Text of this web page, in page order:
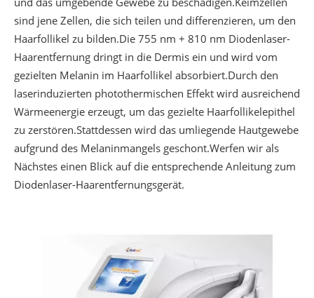
sind jene Zellen, die sich teilen und differenzieren, um den
Haarfollikel zu bilden.Die 755 nm + 810 nm Diodenlaser-
Haarentfernung dringt in die Dermis ein und wird vom
gezielten Melanin im Haarfollikel absorbiert.Durch den
laserinduzierten photothermischen Effekt wird ausreichend
Wärmeenergie erzeugt, um das gezielte Haarfollikelepithel
zu zerstören.Stattdessen wird das umliegende Hautgewebe
aufgrund des Melaninmangels geschont.Werfen wir als
Nächstes einen Blick auf die entsprechende Anleitung zum
Diodenlaser-Haarentfernungsgerät.